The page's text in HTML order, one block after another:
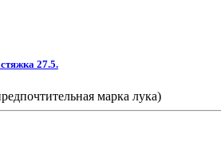
27.5.
марка лука)